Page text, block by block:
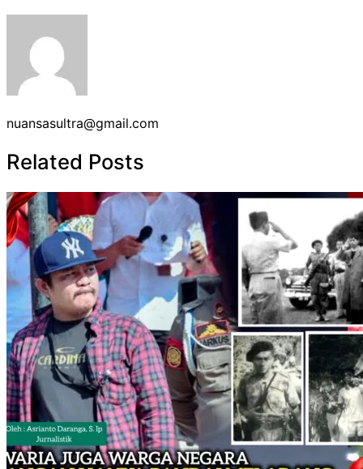
nuansasultra@gmail.com
Related Posts